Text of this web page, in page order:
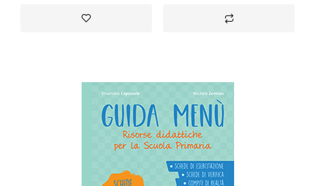
Aggiungi alla lista desideri Aggiungi al